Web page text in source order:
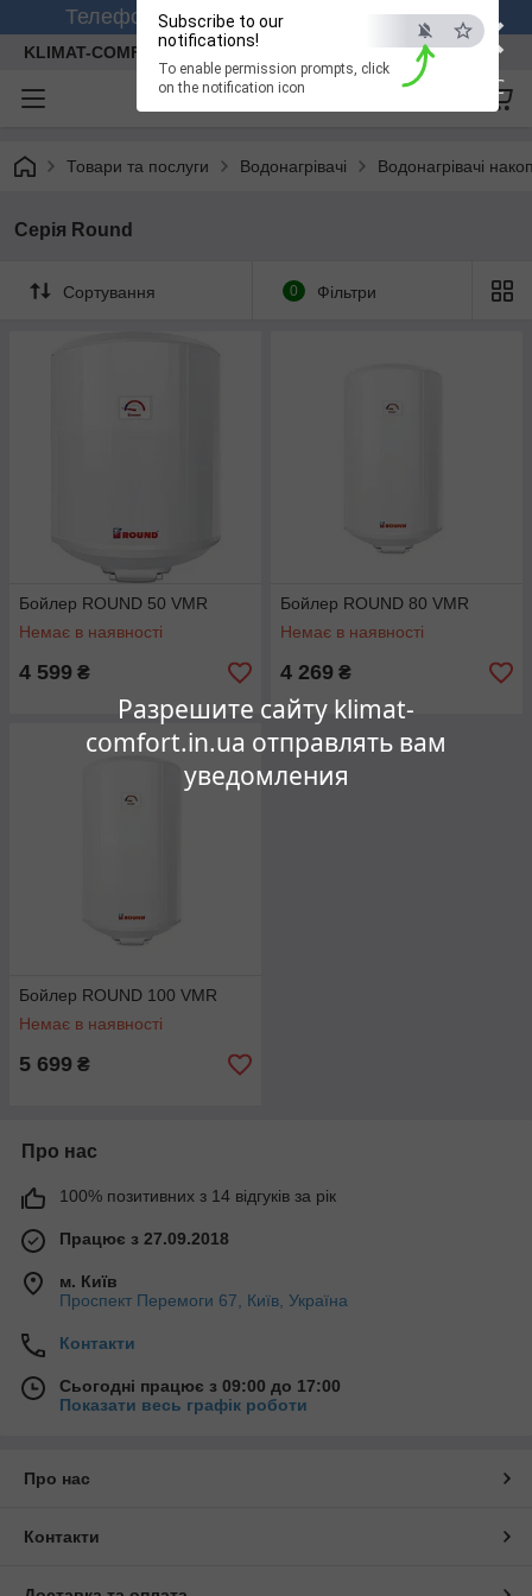
×
ESC
Разрешите сайту klimat-
comfort.in.ua отправлять вам
уведомления
Subscribe to our
notifications!
To enable permission prompts, click
on the notification icon
Телефонуйте +380 (99) 158-26-56 (viber)
KLIMAT-COMFORT
Товари та послуги Водонагрівачі Водонагрівачі
Серія Round
Сортування 0 Фільтри
Бойлер ROUND 50 VMR
Немає в наявності
4 599 ₴
Бойлер ROUND 80 VMR
Немає в наявності
4 269 ₴
Бойлер ROUND 100 VMR
Немає в наявності
5 699 ₴
Про нас
100% позитивних з 14 відгуків за рік
Працює з 27.09.2018
м. Київ
Проспект Перемоги 67, Київ, Україна
Контакти
Сьогодні працює з 09:00 до 17:00
Показати весь графік роботи
Про нас
Контакти